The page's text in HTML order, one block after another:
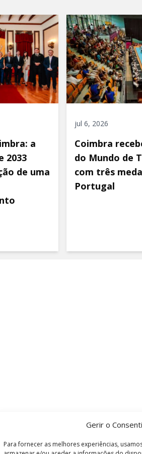
Gerir o
Para fornecer as melhores experiências,
a
2033
de uma
jul 6, 2026
Coimbra
do Mundo de
com três
Portugal